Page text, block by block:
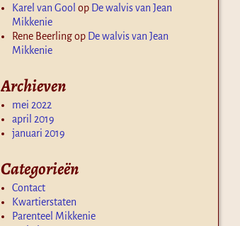
Karel van Gool op De walvis van Jean
Mikkenie
Rene Beerlingop De walvis van Jean
Mikkenie
Archieven
mei 2022
april 2019
januari 2019
Categorieën
Contact
Kwartierstaten
Parenteel Mikkenie